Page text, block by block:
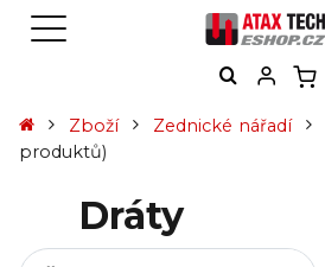
Zboží Zednické nářadí
produktů)
Dráty